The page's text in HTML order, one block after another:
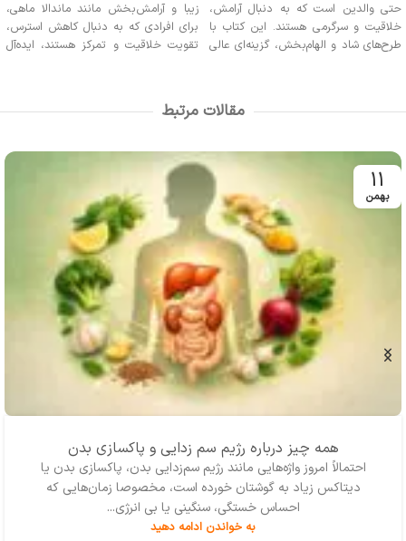
حتی والدین است که به دنبال آرامش،
خلاقیت و سرگرمی هستند. این کتاب با
طرح‌های شاد و الهام‌بخش، گزینه‌ای عالی
زیبا و آرامش‌بخش مانند ماندالا ماهی،
برای افرادی که به دنبال کاهش استرس،
تقویت خلاقیت و تمرکز هستند، ایده‌آل
کسانی که علاقه‌مند به هنر رنگ‌آمیزی و
دنیای طبیعی دریا می‌باشند، گزینه‌ای عالیمقالات مرتبط
11
بهمن
همه چیز درباره رژیم سم زدایی و پاکسازی بدن
احتمالاً امروز واژه‌‌هایی مانند رژیم سم‌زدایی بدن، پاکسازی بدن یا
دیتاکس زیاد به گوشتان خورده است، مخصوصا زمان‌هایی که
احساس خستگی، سنگینی یا بی انرژی...
به خواندن ادامه دهید